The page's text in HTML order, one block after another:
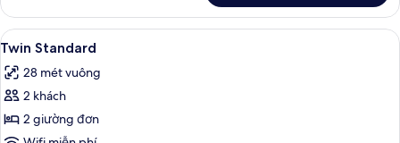
Phòng
Xem
tất
cả
ảnh
Twin
Minibar, két bảo mật tại phòng,
4
Twin Standard
28 mét vuông
2 khách
2 giường đơn